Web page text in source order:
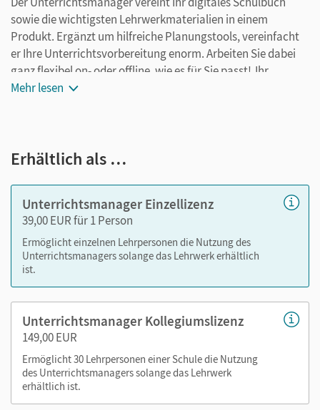
sowie die wichtigsten Lehrwerkmaterialien in einem
Produkt. Ergänzt um hilfreiche Planungstools, vereinfacht
er Ihre Unterrichtsvorbereitung enorm. Arbeiten Sie dabei
ganz flexibel on- oder offline, wie es für Sie passt! Ihr
Unterrichtsmanager enthält:
methodisch-didaktische Erläuterungen
differenzierende Kopiervorlagen mit Lösungen
Vorschläge für Klassenarbeiten mit
Diagnosebögen mit Lösungshinweisen und
Audios mit passgenauen Arbeitsblättern zum
Hörverstehen und Lösungshinweisen
Folien für Whiteboard oder Beamer
Arbeitsheft-Seiten mit Lösungen
Nutzen Sie den Unterrichtsmanager auf lernen.cornelsen.de
oder über die Cornelsen Lernen App.
Mehr lesen
Erhältlich als …
Unterrichtsmanager Einzellizenz
39,00 EUR für 1 Person
Ermöglicht einzelnen Lehrpersonen die Nutzung des
Unterrichtsmanagers solange das Lehrwerk erhältlich
ist.
Unterrichtsmanager Kollegiumslizenz
149,00 EUR
Ermöglicht 30 Lehrpersonen einer Schule die Nutzung
des Unterrichtsmanagers solange das Lehrwerk
erhältlich ist.